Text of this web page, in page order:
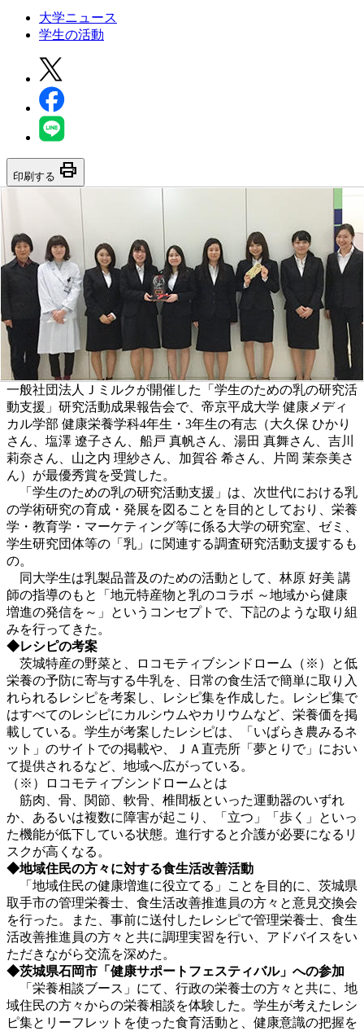
大学ニュース
学生の活動
印刷する print
一般社団法人Ｊミルクが開催した「学生のための乳の研究活
動支援」研究活動成果報告会で、帝京平成大学 健康メディ
カル学部 健康栄養学科4年生・3年生の有志（大久保 ひかり
さん、塩澤 遼子さん、船戸 真帆さん、湯田 真舞さん、吉川
莉奈さん、山之内 理紗さん、加賀谷 希さん、片岡 茉奈美さ
ん）が最優秀賞を受賞した。
「学生のための乳の研究活動支援」は、次世代における乳
の学術研究の育成・発展を図ることを目的としており、栄養
学・教育学・マーケティング等に係る大学の研究室、ゼミ、
学生研究団体等の「乳」に関連する調査研究活動支援するも
の。
同大学生は乳製品普及のための活動として、林原 好美 講
師の指導のもと「地元特産物と乳のコラボ ～地域から健康
増進の発信を～」というコンセプトで、下記のような取り組
みを行ってきた。
◆レシピの考案
茨城特産の野菜と、ロコモティブシンドローム（※）と低
栄養の予防に寄与する牛乳を、日常の食生活で簡単に取り入
れられるレシピを考案し、レシピ集を作成した。レシピ集で
はすべてのレシピにカルシウムやカリウムなど、栄養価を掲
載している。学生が考案したレシピは、「いばらき農みるネ
ット」のサイトでの掲載や、ＪＡ直売所「夢とりで」におい
て提供されるなど、地域へ広がっている。
（※）ロコモティブシンドロームとは
筋肉、骨、関節、軟骨、椎間板といった運動器のいずれ
か、あるいは複数に障害が起こり、「立つ」「歩く」といっ
た機能が低下している状態。進行すると介護が必要になるリ
スクが高くなる。
◆地域住民の方々に対する食生活改善活動
「地域住民の健康増進に役立てる」ことを目的に、茨城県
取手市の管理栄養士、食生活改善推進員の方々と意見交換会
を行った。また、事前に送付したレシピで管理栄養士、食生
活改善推進員の方々と共に調理実習を行い、アドバイスをい
ただきながら交流を深めた。
◆茨城県石岡市「健康サポートフェスティバル」への参加
「栄養相談ブース」にて、行政の栄養士の方々と共に、地
域住民の方々からの栄養相談を体験した。学生が考えたレシ
ピ集とリーフレットを使った食育活動と、健康意識の把握を